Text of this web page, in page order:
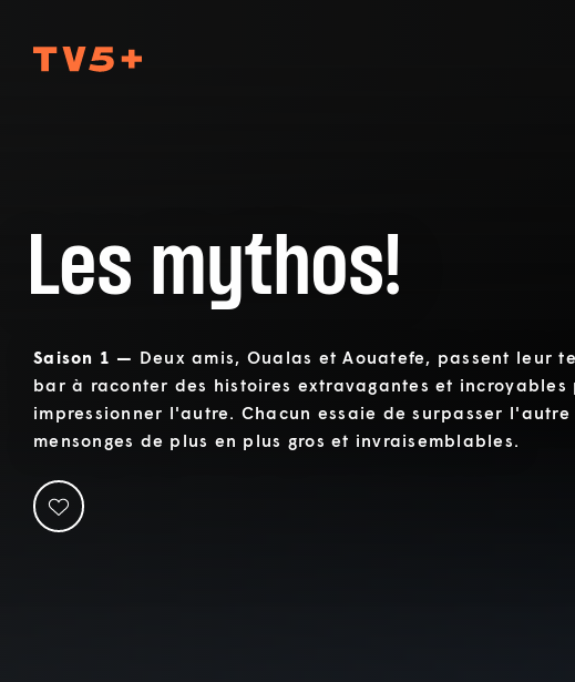
Les mythos!
Saison 1 — Deux amis, Oualas et Aouatefe, passent leur
bar à raconter des histoires extravagantes et incroyables
impressionner l'autre. Chacun essaie de surpasser l'autre
mensonges de plus en plus gros et invraisemblables.